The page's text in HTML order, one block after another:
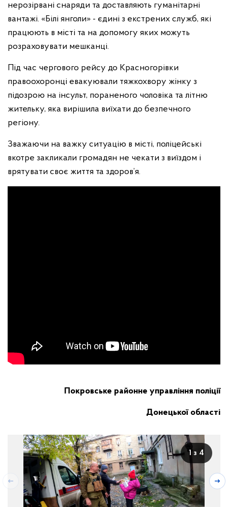
нерозірвані снаряди та доставляють гуманітарні
вантажі. «Білі янголи» - єдині з екстрених служб, які
працюють в місті та на допомогу яких можуть
розраховувати мешканці.
Під час чергового рейсу до Красногорівки
правоохоронці евакуювали тяжкохвору жінку з
підозрою на інсульт, пораненого чоловіка та літню
жительку, яка вирішила виїхати до безпечного
регіону.
Зважаючи на важку ситуацію в місті, поліцейські
вкотре закликали громадян не чекати з виїздом і
врятувати своє життя та здоров’я.
Покровське районне управління поліції
Донецької області
1 з 4